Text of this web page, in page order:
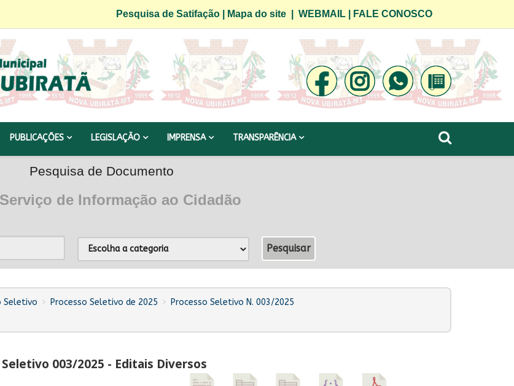
Pesquisa de Satifação| Mapa do site| WEBMAIL| FALE CONOSCO
PUBLICAÇÕES LEGISLAÇÃO IMPRENSA TRANSPARÊNCIA
Pesquisa de Documento
de Informação ao Cidadão
Seletivo Processo Seletivo de 2025
Processo Seletivo N. 003/2025
003/2025 - Editais Diversos